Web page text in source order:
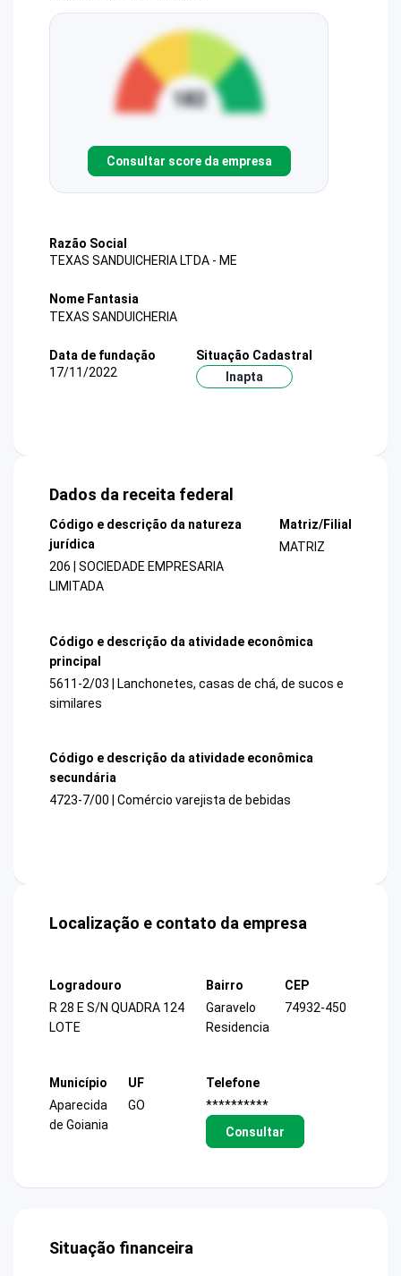
Consultar score da empresa
Razão Social
TEXAS SANDUICHERIA LTDA - ME
Nome Fantasia
TEXAS SANDUICHERIA
Data de fundação
17/11/2022
Situação Cadastral
Inapta
Dados da receita federal
Código e descrição da natureza
jurídica
206 | SOCIEDADE EMPRESARIA
LIMITADA
Matriz/Filial
MATRIZ
Código e descrição da atividade econômica
principal
5611-2/03 | Lanchonetes, casas de chá, de sucos e
similares
Código e descrição da atividade econômica
secundária
4723-7/00 | Comércio varejista de bebidas
Localização e contato da empresa
Logradouro
R 28 E S/N QUADRA 124
LOTE
Bairro
Garavelo
Residencia
CEP
74932-450
Município
Aparecida
de Goiania
UF
GO
Telefone
**********
Consultar
Situação financeira